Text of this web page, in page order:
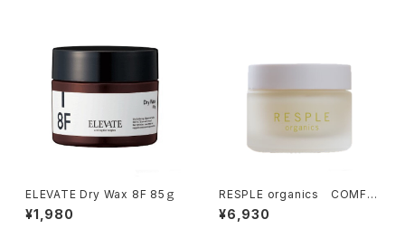
ELEVATE Dry Wax 8F 85ｇ
¥1,980
RESPLE organics COMFO
RT BALANCING CREAM 47
g
¥6,930